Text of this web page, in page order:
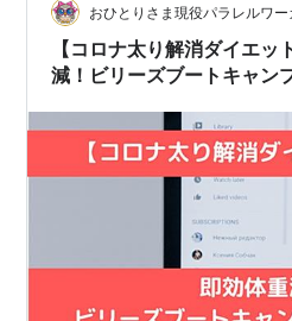
る経験があり暗雲立ち込めます
はたきこみで制し…
おひとりさま現役パラレルワ
【コロナ太り解消ダイエ
減！ビリーズブートキャン